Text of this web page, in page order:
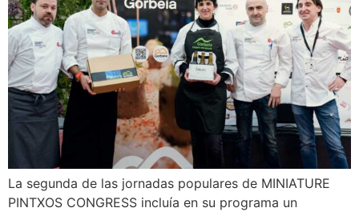
La segunda de las jornadas populares de MINIATURE
PINTXOS CONGRESS incluía en su programa un